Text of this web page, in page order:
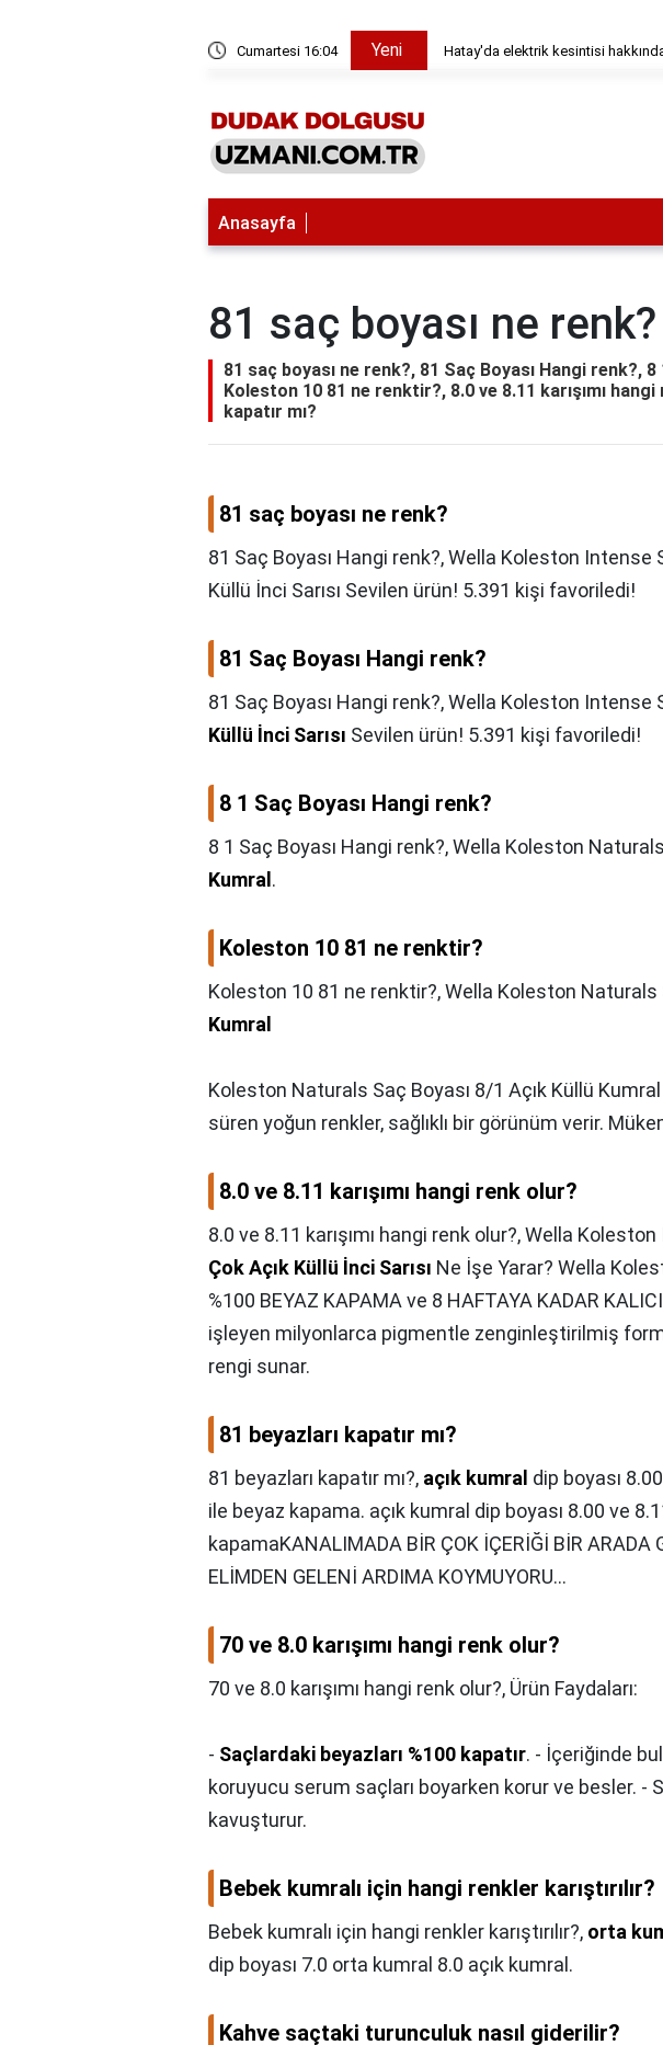
Cumartesi 16:04 Yeni
hakkında nasıl bilgi edinebilirim? Hatay'da elektrik kesintisi
Anasayfa
81 saç boyası ne renk?
81 saç boyası ne renk?, 81 Saç Boyası Hangi renk?,
Koleston 10 81 ne renktir?, 8.0 ve 8.11 karışımı
kapatır mı?
81 saç boyası ne renk?
81 Saç Boyası Hangi renk?, Wella Koleston Intense
Küllü İnci Sarısı Sevilen ürün! 5.391 kişi favoriledi!
81 Saç Boyası Hangi renk?
81 Saç Boyası Hangi renk?,Wella Koleston Intense
Küllü İnci Sarısı Sevilen ürün! 5.391 kişi favoriledi!
8 1 Saç Boyası Hangi renk?
8 1 Saç Boyası Hangi renk?,Wella Koleston
Kumral .
Koleston 10 81 ne renktir?
Koleston 10 81 ne renktir?,Wella Koleston Naturals
Kumral
Koleston Naturals Saç Boyası 8/1 Açık Küllü
süren yoğun renkler, sağlıklı bir görünüm verir.
8.0 ve 8.11 karışımı hangi renk olur?
8.0 ve 8.11 karışımı hangi renk olur?,Wella Koleston
Çok Açık Küllü İnci Sarısı Ne İşe Yarar? Wella
%100 BEYAZ KAPAMA ve 8 HAFTAYA KADAR
işleyen milyonlarca pigmentle zenginleştirilmiş
rengi sunar.
81 beyazları kapatır mı?
81 beyazları kapatır mı?, açık kumral dip boyası
ile beyaz kapama. açık kumral dip boyası 8.00 ve
kapamaKANALIMADA BİR ÇOK İÇERİĞİ BİR ARADA
ELİMDEN GELENİ ARDIMA KOYMUYORU...
70 ve 8.0 karışımı hangi renk olur?
70 ve 8.0 karışımı hangi renk olur?, Ürün Faydaları:
- Saçlardaki beyazları %100 kapatır. - İçeriğinde
koruyucu serum saçları boyarken korur ve besler. -
kavuşturur.
Bebek kumralı için hangi renkler karıştırılır?
Bebek kumralı için hangi renkler karıştırılır?, orta
dip boyası 7.0 orta kumral 8.0 açık kumral.
Kahve saçtaki turunculuk nasıl giderilir?